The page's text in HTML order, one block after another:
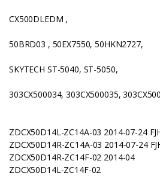
CX500DLEDM ,
50BRD03 , 50EX7550, 50HKN2727,
SKYTECH ST-5040, ST-5050,
303CX500034, 303CX500035,
ZDCX50D14L-ZC14A-03 2014-07-24
ZDCX50D14R-ZC14A-03 2014-07-24
ZDCX50D14R-ZC14F-02 2014-04
ZDCX50D14L-ZC14F-02